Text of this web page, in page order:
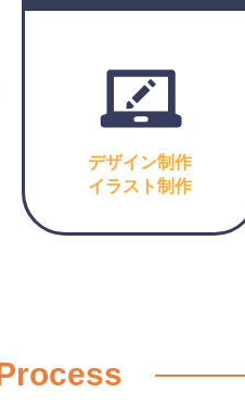
デザイン制作
イラスト制作
Process